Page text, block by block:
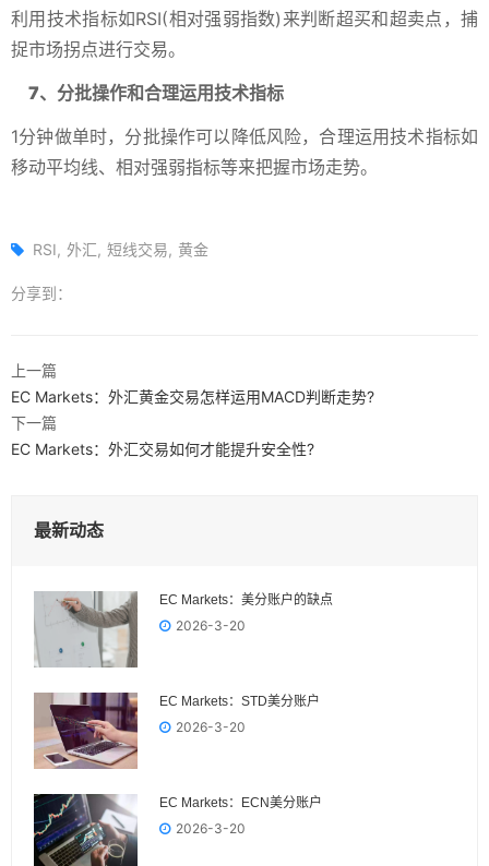
利用技术指标如RSI(相对强弱指数)来判断超买和超卖点，捕
捉市场拐点进行交易‌。
‌7、分批操作和合理运用技术指标‌
1分钟做单时，分批操作可以降低风险，合理运用技术指标如
移动平均线、相对强弱指标等来把握市场走势‌。
RSI 外汇 短线交易 黄金
分享到：
上一篇
EC Markets：外汇黄金交易怎样运用MACD判断走势?
下一篇
EC Markets：外汇交易如何才能提升安全性?
最新动态
EC Markets：美分账户的缺点
2026-3-20
EC Markets：STD美分账户
2026-3-20
EC Markets：ECN美分账户
2026-3-20